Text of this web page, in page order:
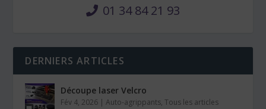
01 34 84 21 93
DERNIERS ARTICLES
Découpe laser Velcro
Fév 4, 2026 |Auto-agrippants,Tous les articles